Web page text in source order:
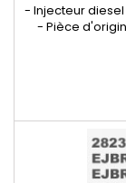
- Injecteur diesel
- Pièce
EJBR01801D ,
R04001D ,
8200049873 ,